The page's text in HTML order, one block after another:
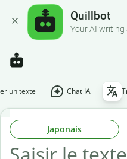
Quillbot
Your AI
un texte Chat IA
Japonais